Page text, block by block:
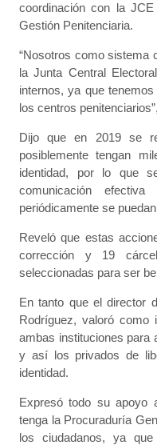
coordinación con la
Gestión Penitenciaria.
“Nosotros como sistema
la Junta Central
internos, ya que
los centros
Dijo que en 2019 se
posiblemente tengan
identidad, por lo que
comunicación
periódicamente se
Reveló que estas
corrección y 19
seleccionadas para ser
En tanto que el director
Rodríguez, valoró como
ambas instituciones para
y así los privados de
identidad.
Expresó todo su apoyo
tenga la Procuraduría
los ciudadanos, ya